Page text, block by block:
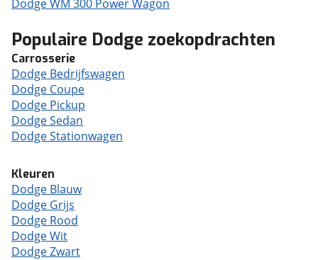
Dodge WM 300 Power Wagon
Populaire Dodge zoekopdrachten
Carrosserie
Dodge Bedrijfswagen
Dodge Coupe
Dodge Pickup
Dodge Sedan
Dodge Stationwagen
Kleuren
Dodge Blauw
Dodge Grijs
Dodge Rood
Dodge Wit
Dodge Zwart